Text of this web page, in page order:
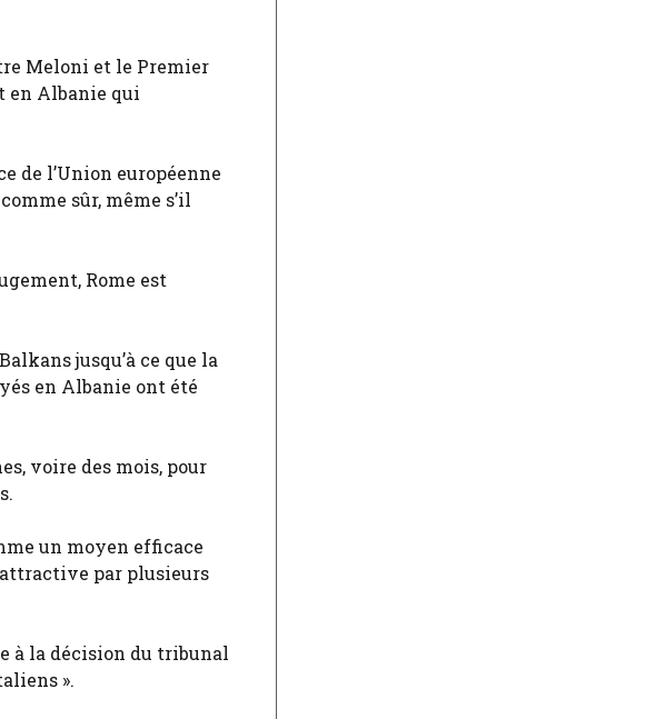
Meloni et le Premier
en Albanie qui
de l’Union européenne
sûr, même s’il
Rome est
jusqu’à ce que la
en Albanie ont été
voire des mois, pour
un moyen efficace
par plusieurs
à la décision du tribunal
».